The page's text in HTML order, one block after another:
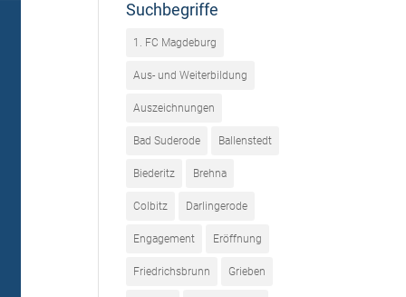
Suchbegriffe
1. FC Magdeburg
Aus- und Weiterbildung
Auszeichnungen
Bad Suderode Ballenstedt
Biederitz Brehna
Colbitz Darlingerode
Engagement Eröffnung
Friedrichsbrunn Grieben